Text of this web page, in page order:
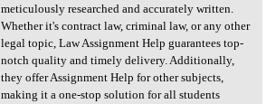
meticulously researched and accurately written.
Whether it's contract law, criminal law, or any other
legal topic, Law Assignment Help guarantees top-
notch quality and timely delivery. Additionally,
they offer Assignment Help for other subjects,
making it a one-stop solution for all students